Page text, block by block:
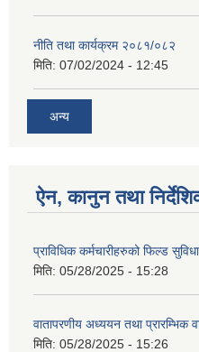
नीति तथा कार्यक्रम २०८१/०८२
मिति: 07/02/2024 - 12:45
अन्य
ऐन, कानुन तथा
प्राविधिक कर्मचारीहरुको फिल्ड
मिति: 05/28/2025 - 15:28
वातापरणीय अध्ययन तथा प्रारम्भिक
मिति: 05/28/2025 - 15:26